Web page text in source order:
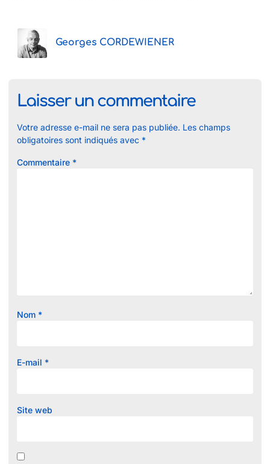
Georges CORDEWIENER
Laisser un commentaire
Votre adresse e-mail ne sera pas publiée. Les champs
obligatoires sont indiqués avec *
Commentaire *
Nom *
E-mail *
Site web